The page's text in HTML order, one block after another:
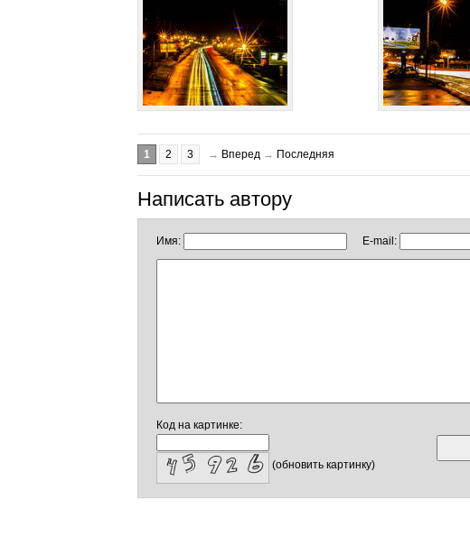
1 2 3 → Вперед → Последняя
Написать автору
Имя: E-mail:
Код на картинке:
(обновить картинку)